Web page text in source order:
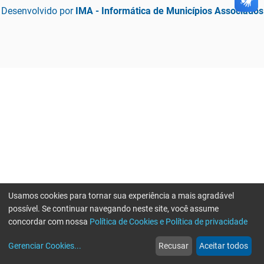
Desenvolvido por IMA - Informática de Municípios Associados
web
Notícias
more_horiz
Mais
Usamos cookies para tornar sua experiência a mais agradável
possível. Se continuar navegando neste site, você assume
concordar com nossa Política de Cookies e Política de privacidade
Gerenciar Cookies... Recusar Aceitar todos